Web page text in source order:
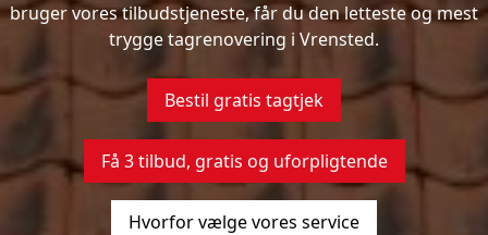
bruger vores tilbudstjeneste, får du den letteste og mest
trygge tagrenovering i Vrensted.
Bestil gratis tagtjek
Få 3 tilbud, gratis og uforpligtende
Hvorfor vælge vores service